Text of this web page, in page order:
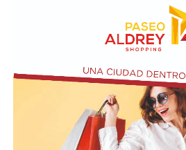
10 a 12 en la Biblioteca de
ubicada en el primer piso del
En relación al Ciclo Mes de la
agosto a las 17:30 se presentarán
Charo” y la narración de poesías
cargo de María del Rosario